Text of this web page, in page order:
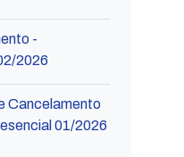
-
2026
Cancelamento
01/2026